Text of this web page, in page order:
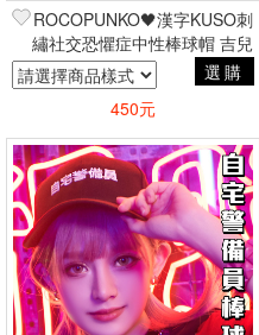
ROCOPUNKO🖤漢字KUSO刺
繡社交恐懼症中性棒球帽 吉兒
原創原宿街頭嘻哈選購
450元